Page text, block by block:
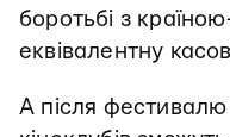
боротьбі з
еквівалентну
А після фестивалю